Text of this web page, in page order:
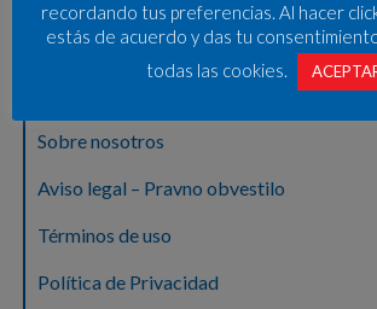
Sobre nosotros
Aviso legal – Pravno obvestilo
Términos de uso
Política de Privacidad
recordando tus preferencias. Al hacer
estás de acuerdo y das tu
todas las cookies.